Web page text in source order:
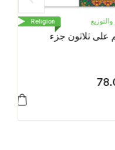
Religion